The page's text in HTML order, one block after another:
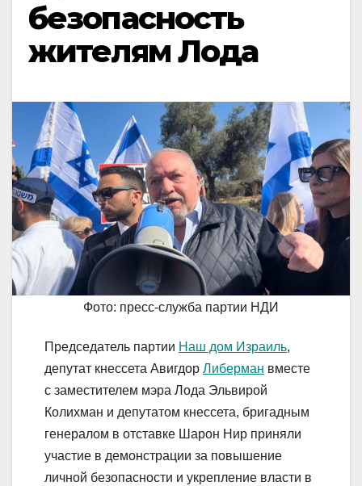
безопасность
жителям Лода
Фото: пресс-служба партии НДИ
Председатель партии Наш дом Израиль,
депутат кнессета Авигдор Либерман вместе
с заместителем мэра Лода Эльвирой
Колихман и депутатом кнессета, бригадным
генералом в отставке Шарон Нир приняли
участие в демонстрации за повышение
личной безопасности и укрепление власти в